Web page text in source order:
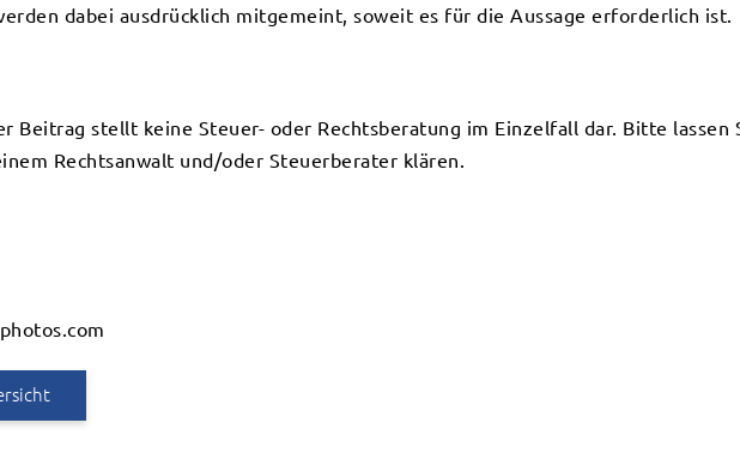
dabei ausdrücklich mitgemeint, soweit es für die Aussage erforderlich ist.
Beitrag stellt keine Steuer- oder Rechtsberatung im Einzelfall dar. Bitte lassen
Rechtsanwalt und/oder Steuerberater klären.